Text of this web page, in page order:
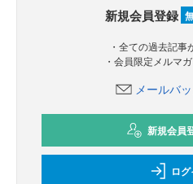
新規会員登録
・全ての過去記事
・会員限定メルマ
メールバ
新規会員
ロ